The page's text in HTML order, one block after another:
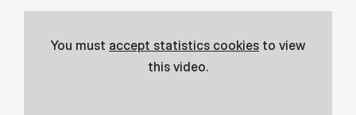
You must accept statistics cookies to view
this video.